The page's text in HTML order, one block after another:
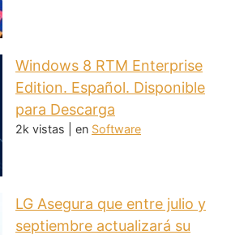
Windows 8 RTM Enterprise
Edition. Español. Disponible
para Descarga
2k vistas en Software
LG Asegura que entre julio y
septiembre actualizará su